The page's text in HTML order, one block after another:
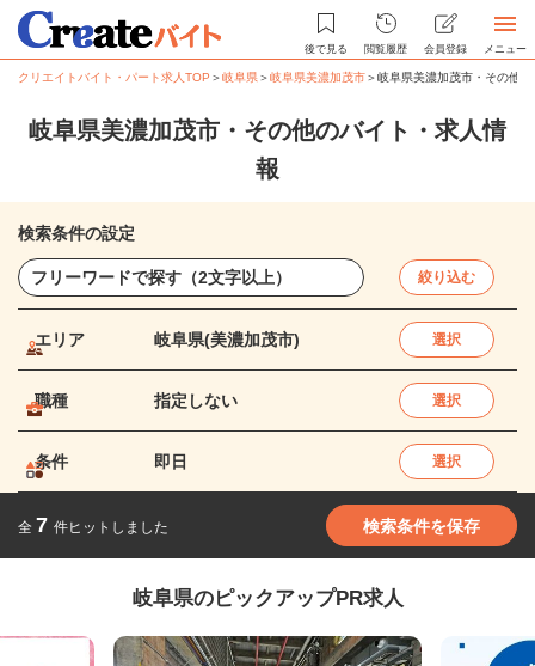
後で見る 閲覧履歴 会員登録 メニュー
クリエイトバイト・パート求人TOP ＞岐阜県＞岐阜県美濃加茂市＞岐阜県美濃加茂市・その他
岐阜県美濃加茂市・その他のバイト・求人情
報
検索条件の設定
絞り込む
エリア 岐阜県(美濃加茂市) 選択
職種 指定しない 選択
条件 即日 選択
全 7 件ヒットしました 検索条件を保存
岐阜県のピックアップPR求人